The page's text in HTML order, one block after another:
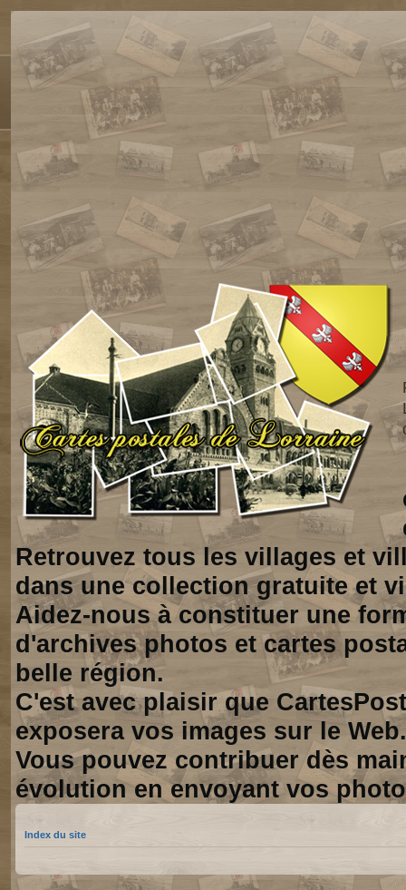
Retrouvez tous les villages et
dans une collection gratuite et
Aidez-nous à constituer une
d'archives photos et cartes
belle région.
C'est avec plaisir que
exposera vos images sur le Web.
Vous pouvez contribuer dès
évolution en envoyant vos
Index du site